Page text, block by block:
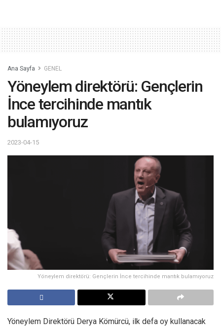
Ana Sayfa GENEL
Yöneylem direktörü: Gençlerin
İnce tercihinde mantık
bulamıyoruz
2023-04-15
Yöneylem direktörü: Gençlerin İnce tercihinde mantık bulamıyoruz
Yöneylem Direktörü Derya Kömürcü, ilk defa oy kullanacak